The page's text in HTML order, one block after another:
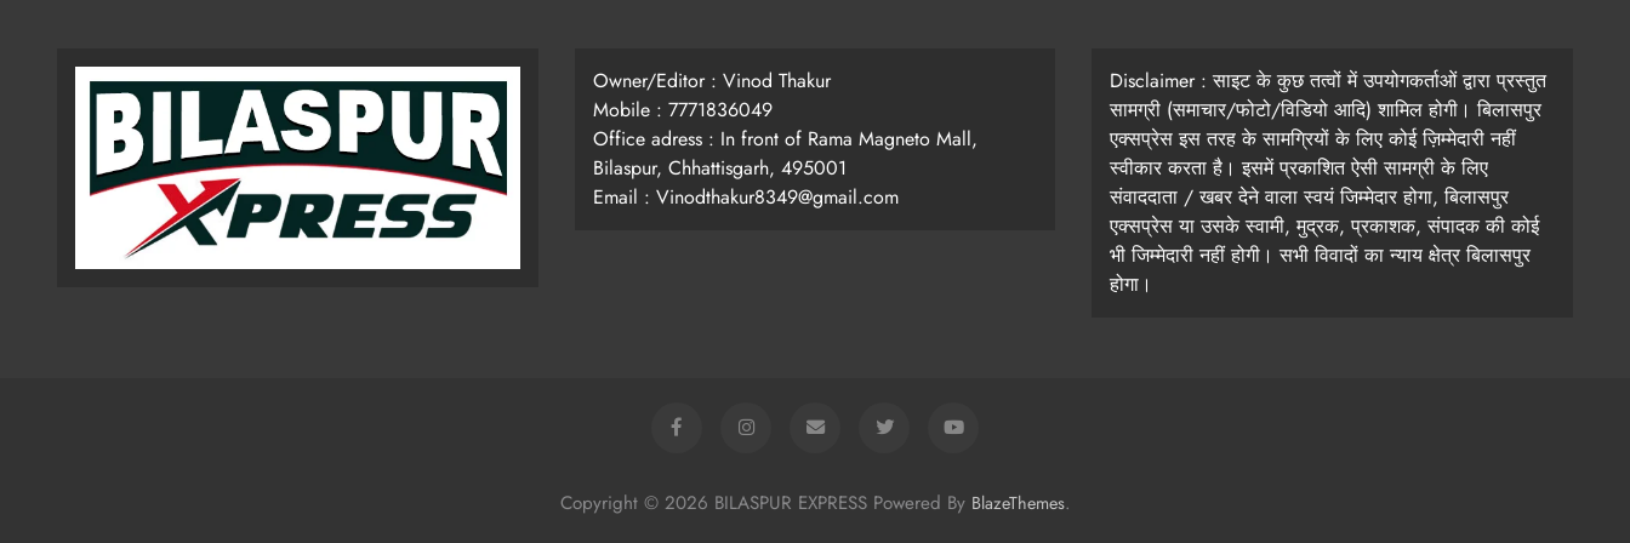
Owner/Editor : Vinod Thakur
Mobile : 7771836049
Office adress : In front of Rama Magneto Mall,
Bilaspur, Chhattisgarh, 495001
Email : Vinodthakur8349@gmail.com
Disclaimer : साइट के कुछ तत्वों में उपयोगकर्ताओं द्वारा प्रस्तुत
सामग्री (समाचार/फोटो/विडियो आदि) शामिल होगी। बिलासपुर
एक्सप्रेस इस तरह के सामग्रियों के लिए कोई ज़िम्मेदारी नहीं
स्वीकार करता है। इसमें प्रकाशित ऐसी सामग्री के लिए
संवाददाता / खबर देने वाला स्वयं जिम्मेदार होगा, बिलासपुर
एक्सप्रेस या उसके स्वामी, मुद्रक, प्रकाशक, संपादक की कोई
भी जिम्मेदारी नहीं होगी। सभी विवादों का न्याय क्षेत्र बिलासपुर
होगा।
Copyright © 2026 BILASPUR EXPRESS Powered By BlazeThemes.